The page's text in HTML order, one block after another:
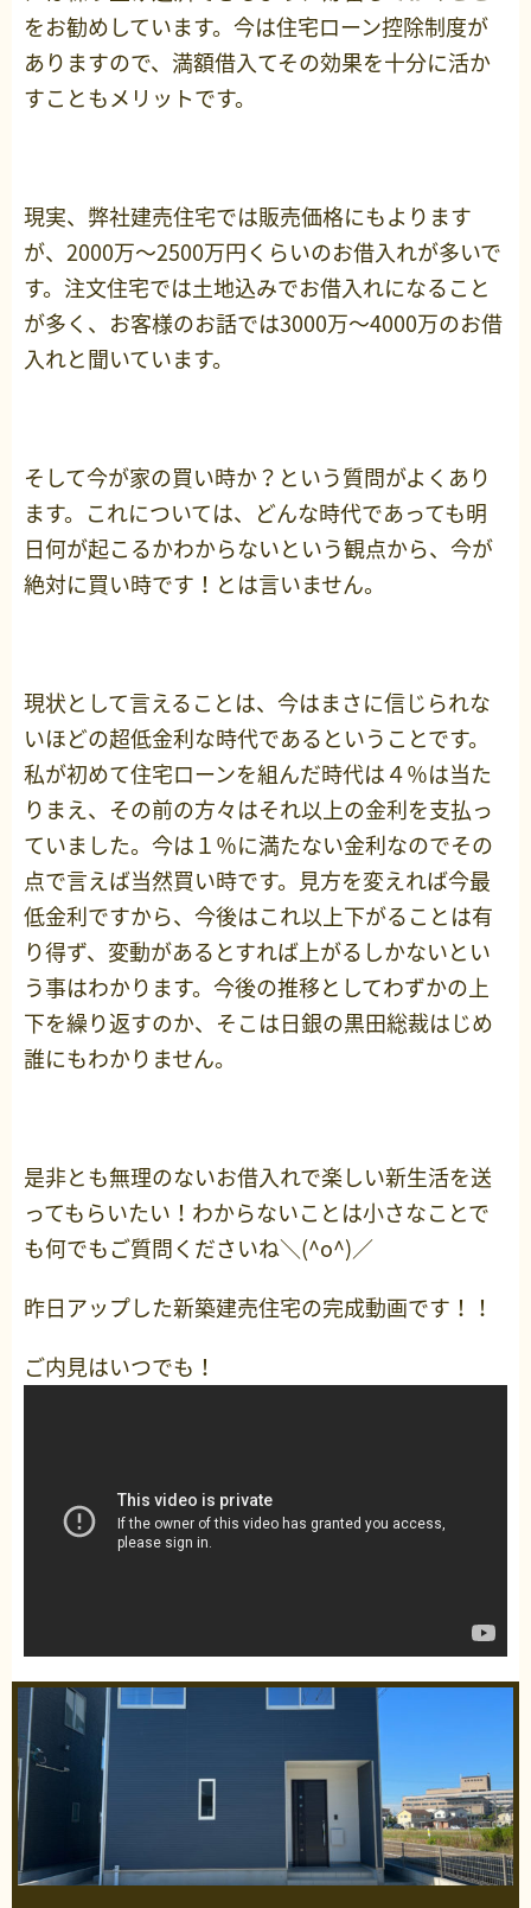
をお勧めしています。今は住宅ローン控除制度が
ありますので、満額借入てその効果を十分に活か
すこともメリットです。
現実、弊社建売住宅では販売価格にもよります
が、2000万～2500万円くらいのお借入れが多いで
す。注文住宅では土地込みでお借入れになること
が多く、お客様のお話では3000万～4000万のお借
入れと聞いています。
そして今が家の買い時か？という質問がよくあり
ます。これについては、どんな時代であっても明
日何が起こるかわからないという観点から、今が
絶対に買い時です！とは言いません。
現状として言えることは、今はまさに信じられな
いほどの超低金利な時代であるということです。
私が初めて住宅ローンを組んだ時代は４％は当た
りまえ、その前の方々はそれ以上の金利を支払っ
ていました。今は１％に満たない金利なのでその
点で言えば当然買い時です。見方を変えれば今最
低金利ですから、今後はこれ以上下がることは有
り得ず、変動があるとすれば上がるしかないとい
う事はわかります。今後の推移としてわずかの上
下を繰り返すのか、そこは日銀の黒田総裁はじめ
誰にもわかりません。
是非とも無理のないお借入れで楽しい新生活を送
ってもらいたい！わからないことは小さなことで
も何でもご質問くださいね＼(^o^)／
昨日アップした新築建売住宅の完成動画です！！
ご内見はいつでも！